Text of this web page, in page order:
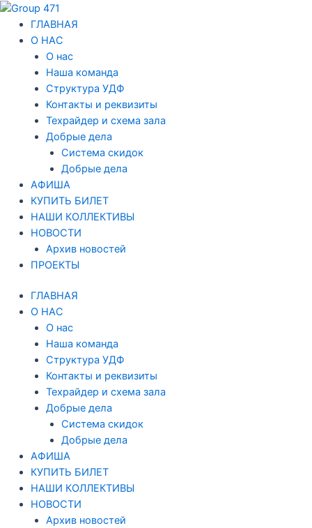
Перейти
содержимому
ГЛАВНАЯ
О НАС
О нас
Наша команда
Структура УДФ
Контакты и реквизиты
Техрайдер и схема зала
Добрые дела
Система скидок
Добрые дела
АФИША
КУПИТЬ БИЛЕТ
НАШИ КОЛЛЕКТИВЫ
НОВОСТИ
Архив новостей
ПРОЕКТЫ
ГЛАВНАЯ
О НАС
О нас
Наша команда
Структура УДФ
Контакты и реквизиты
Техрайдер и схема зала
Добрые дела
Система скидок
Добрые дела
АФИША
КУПИТЬ БИЛЕТ
НАШИ КОЛЛЕКТИВЫ
НОВОСТИ
Архив новостей
Навигация
по
записям